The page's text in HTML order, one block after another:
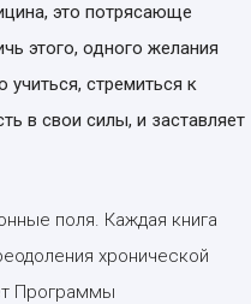
это потрясающе
этого, одного желания
стремиться к
в свои силы, и заставляет
поля. Каждая книга
хронической
Программы